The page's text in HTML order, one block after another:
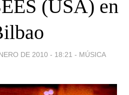
(USA) en
DE 2010 - 18:21 - MÚSICA